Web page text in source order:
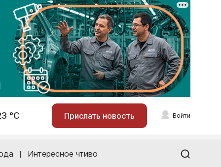
°С Прислать новость Войти
Интересное чтиво